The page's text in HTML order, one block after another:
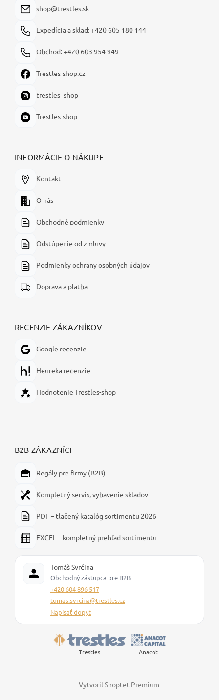
shop@trestles.sk
Expedícia a sklad: +420 605 180 144
Obchod: +420 603 954 949
Trestles-shop.cz
trestles_shop
Trestles-shop
INFORMÁCIE O NÁKUPE
Kontakt
O nás
Obchodné podmienky
Odstúpenie od zmluvy
Podmienky ochrany osobných údajov
Doprava a platba
RECENZIE ZÁKAZNÍKOV
Google recenzie
Heureka recenzie
Hodnotenie Trestles-shop
B2B ZÁKAZNÍCI
Regály pre firmy (B2B)
Kompletný servis, vybavenie skladov
PDF – tlačený katalóg sortimentu 2026
EXCEL – kompletný prehľad sortimentu
Tomáš Svrčina
Obchodný zástupca pre B2B
+420 604 896 517
tomas.svrcina@trestles.cz
Napísať dopyt
Trestles Anacot
Vytvoril Shoptet Premium